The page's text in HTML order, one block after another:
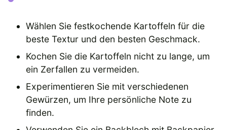
Wählen Sie festkochende Kartoffeln für die
beste Textur und den besten Geschmack.
Kochen Sie die Kartoffeln nicht zu lange, um
ein Zerfallen zu vermeiden.
Experimentieren Sie mit verschiedenen
Gewürzen, um Ihre persönliche Note zu
finden.